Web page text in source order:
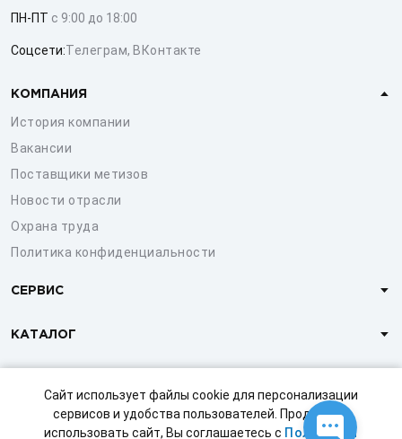
Сайт использует файлы cookie для персонализации
сервисов и удобства пользователей. Продолжая
использовать сайт, Вы соглашаетесь с Политикой
ПН-ПТ с 9:00 до 18:00
Соцсети:Телеграм, ВКонтакте
КОМПАНИЯ
История компании
Вакансии
Поставщики метизов
Новости отрасли
Охрана труда
Политика конфиденциальности
СЕРВИС
КАТАЛОГ